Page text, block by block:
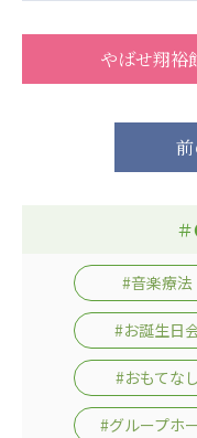
やばせ翔裕
#音楽療法
#お誕生日
#おもてなし
#グループホ